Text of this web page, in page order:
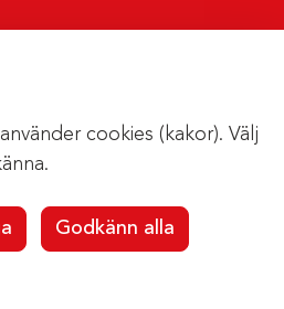
cookies (kakor). Välj
Godkänn alla